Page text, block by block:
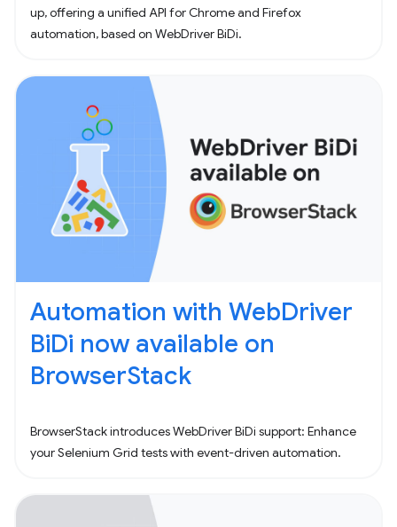
up, offering a unified API for Chrome and Firefox
automation, based on WebDriver BiDi.
Automation with WebDriver
BiDi now available on
BrowserStack
BrowserStack introduces WebDriver BiDi support: Enhance
your Selenium Grid tests with event-driven automation.